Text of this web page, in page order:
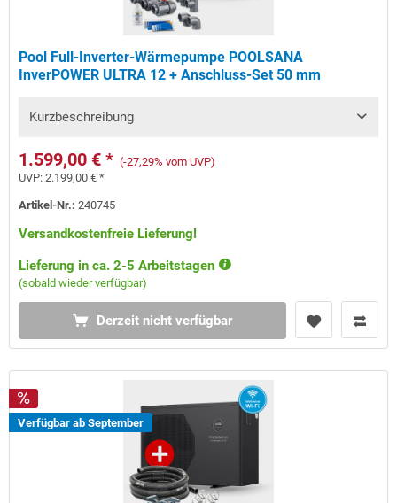
Pool Full-Inverter-Wärmepumpe POOLSANA
InverPOWER ULTRA 12 + Anschluss-Set 50 mm
Kurzbeschreibung
1.599,00 € * (-27,29% vom UVP)
UVP:2.199,00 € *
Artikel-Nr.:240745
Versandkostenfreie Lieferung!
Lieferung in ca. 2-5 Arbeitstagen
(sobald wieder verfügbar)
Derzeit nicht verfügbar
Verfügbar ab September